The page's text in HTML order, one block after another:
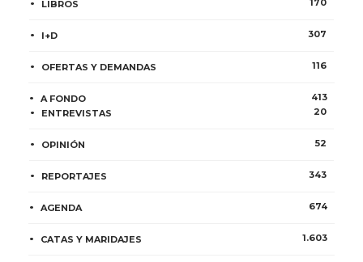
LIBROS 170
I+D 307
OFERTAS Y DEMANDAS 116
A FONDO
413
ENTREVISTAS
20
OPINIÓN 52
REPORTAJES 343
AGENDA 674
CATAS Y MARIDAJES 1.603